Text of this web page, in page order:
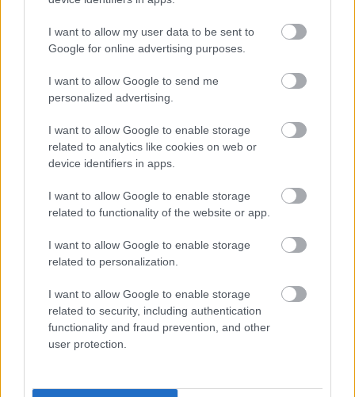
I want to allow my user data to be sent to
Google for online advertising purposes.
I want to allow Google to send me
personalized advertising.
I want to allow Google to enable storage
related to analytics like cookies on web or
device identifiers in apps.
I want to allow Google to enable storage
related to functionality of the website or app.
I want to allow Google to enable storage
related to personalization.
I want to allow Google to enable storage
related to security, including authentication
functionality and fraud prevention, and other
user protection.
helyet.
A 70 perces előadást a Los Angeles Times zenei
kritikusa "döbbenetesen ambiciózus
vállalkozásként" írta le, "amelyet mindenütt be lehet,
és be is kellene mutatni".
"Hiszek benne, hogy az opera a művészi alkotás
élvonalában áll. Mindig is előrelátó művészeti forma
volt, amely felkarolta az új technológiákat,
legalábbis a 19. században. Egyszerűen természetes,
hogy új dolgokkal próbálkozunk" - hangsúlyozta
Az októberben és novemberben műsorra tűzött
korlátozott számú előadásra minden jegy elkelt. A